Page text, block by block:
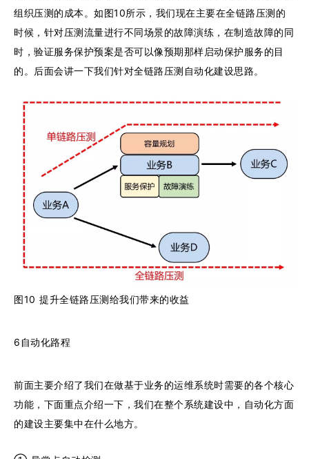
组织压测的成本。如图10所示，我们现在主要在全链路压测的
时候，针对压测流量进行不同场景的故障演练，在制造故障的同
时，验证服务保护预案是否可以像预期那样启动保护服务的目
的。后面会讲一下我们针对全链路压测自动化建设思路。
图10 提升全链路压测给我们带来的收益
6自动化路程
前面主要介绍了我们在做基于业务的运维系统时需要的各个核心
功能，下面重点介绍一下，我们在整个系统建设中，自动化方面
的建设主要集中在什么地方。